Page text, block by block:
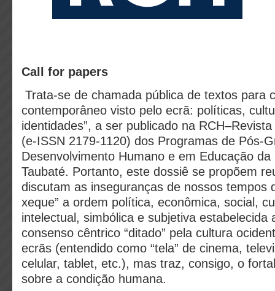
Call for papers
Trata-se de chamada pública de textos para
contemporâneo visto pelo ecrã: políticas,
identidades”, a ser publicado na
(e-ISSN 2179-1120) dos Programas de Pós-
Desenvolvimento Humano e em Educação da
Taubaté. Portanto, este dossiê se propõem
discutam as inseguranças de nossos tempos
xeque” a ordem política, econômica, social,
intelectual, simbólica e subjetiva estabelecida
consenso cêntrico “ditado” pela cultura
ecrãs (entendido como “tela” de cinema,
celular, tablet, etc.), mas traz, consigo, o
sobre a condição humana.